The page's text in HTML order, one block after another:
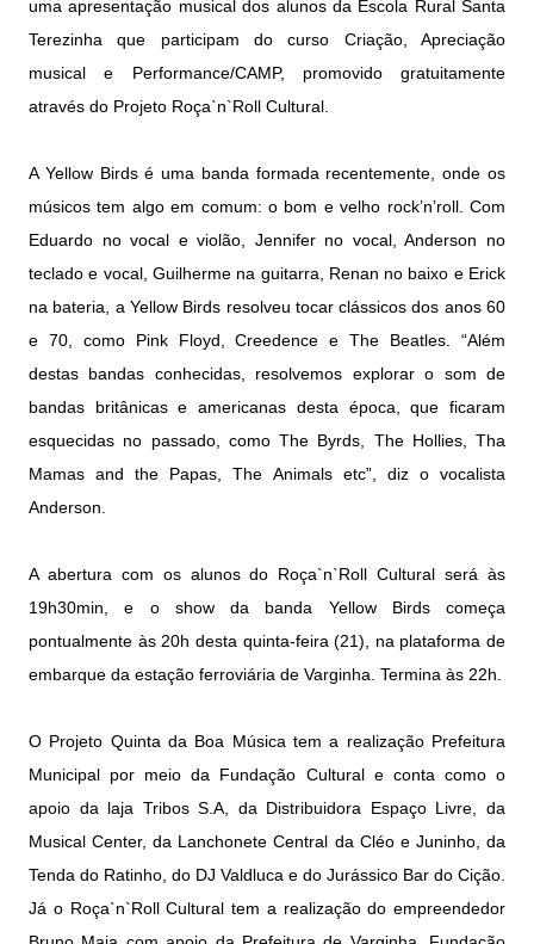
uma apresentação musical dos alunos da Escola Rural Santa
Terezinha que participam do curso Criação, Apreciação
musical e Performance/CAMP, promovido gratuitamente
através do Projeto Roça`n`Roll Cultural.
A Yellow Birds é uma banda formada recentemente, onde os
músicos tem algo em comum: o bom e velho rock’n’roll. Com
Eduardo no vocal e violão, Jennifer no vocal, Anderson no
teclado e vocal, Guilherme na guitarra, Renan no baixo e Erick
na bateria, a Yellow Birds resolveu tocar clássicos dos anos 60
e 70, como Pink Floyd, Creedence e The Beatles. “Além
destas bandas conhecidas, resolvemos explorar o som de
bandas britânicas e americanas desta época, que ficaram
esquecidas no passado, como The Byrds, The Hollies, Tha
Mamas and the Papas, The Animals etc”, diz o vocalista
Anderson.
A abertura com os alunos do Roça`n`Roll Cultural será às
19h30min, e o show da banda Yellow Birds começa
pontualmente às 20h desta quinta-feira (21), na plataforma de
embarque da estação ferroviária de Varginha. Termina às 22h.
O Projeto Quinta da Boa Música tem a realização Prefeitura
Municipal por meio da Fundação Cultural e conta como o
apoio da laja Tribos S.A, da Distribuidora Espaço Livre, da
Musical Center, da Lanchonete Central da Cléo e Juninho, da
Tenda do Ratinho, do DJ Valdluca e do Jurássico Bar do Cição.
Já o Roça`n`Roll Cultural tem a realização do empreendedor